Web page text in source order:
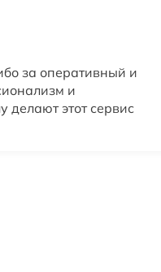
за оперативный и
и
делают этот сервис